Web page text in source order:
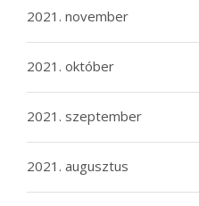
2021. november
2021. október
2021. szeptember
2021. augusztus